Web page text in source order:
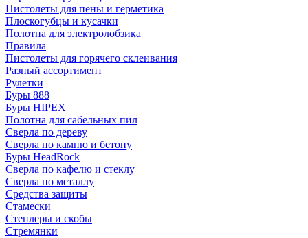
Пистолеты для пены и герметика
Плоскогубцы и кусачки
Полотна для электролобзика
Правила
Пистолеты для горячего склеивания
Разный ассортимент
Рулетки
Буры 888
Буры HIPEX
Полотна для сабельных пил
Сверла по дереву
Сверла по камню и бетону
Буры HeadRock
Сверла по кафелю и стеклу
Сверла по металлу
Средства защиты
Стамески
Степлеры и скобы
Стремянки